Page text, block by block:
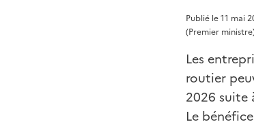
Publié le 11 mai
(Premier
Les
routier
2026 suite
Le